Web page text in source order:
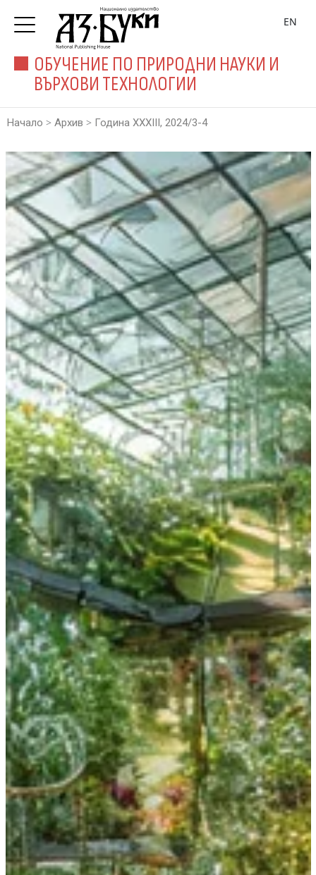
ОБУЧЕНИЕ ПО ПРИРОДНИ НАУКИ И
ВЪРХОВИ ТЕХНОЛОГИИ
EN
Начало > Архив > Година XXXIII, 2024/3-4